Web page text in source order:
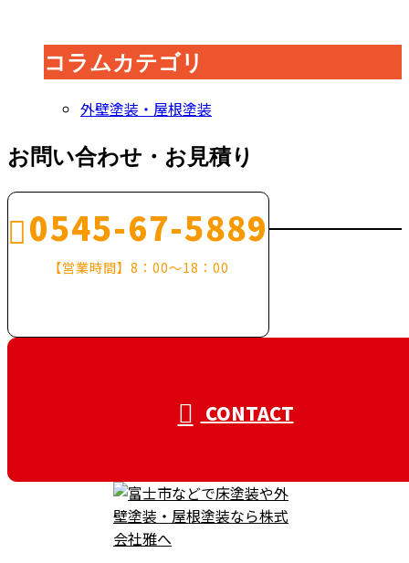
コラムカテゴリ
外壁塗装・屋根塗装
お問い合わせ・お見積り
0545-67-5889
【営業時間】8：00～18：00
CONTACT